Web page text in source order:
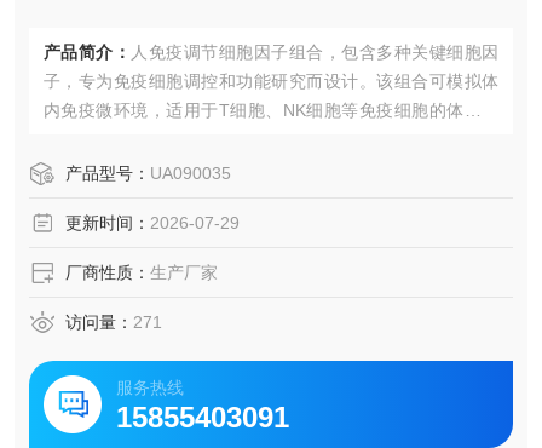
产品简介： 人免疫调节细胞因子组合，包含多种关键细胞因
子，专为免疫细胞调控和功能研究而设计。该组合可模拟体
内免疫微环境，适用于T细胞、NK细胞等免疫细胞的体外激
产品型号： UA090035
更新时间： 2026-07-29
厂商性质： 生产厂家
访问量： 271
服务热线
15855403091